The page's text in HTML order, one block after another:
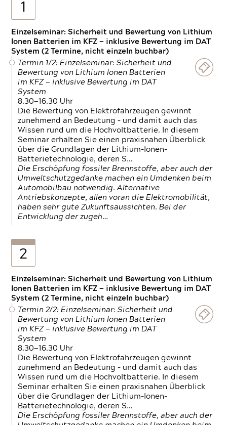
1
Einzelseminar: Sicherheit und Bewertung von Lithium
Ionen Batterien im KFZ — inklusive Bewertung im DAT
System (2 Termine, nicht einzeln buchbar)
Termin 1/2: Einzelseminar: Sicherheit und
Bewertung von Lithium Ionen Batterien
im KFZ — inklusive Bewertung im DAT
System
8.30—16.30 Uhr
Die Bewertung von Elektrofahrzeugen gewinnt
zunehmend an Bedeutung – und damit auch das
Wissen rund um die Hochvoltbatterie. In diesem
Seminar erhalten Sie einen praxisnahen Überblick
über die Grundlagen der Lithium-Ionen-
Batterietechnologie, deren S…
Die Erschöpfung fossiler Brennstoffe, aber auch der
Umweltschutzgedanke machen ein Umdenken beim
Automobilbau notwendig. Alternative
Antriebskonzepte, allen voran die Elektromobilität,
haben sehr gute Zukunftsaussichten. Bei der
Entwicklung der zugeh…
2
Einzelseminar: Sicherheit und Bewertung von Lithium
Ionen Batterien im KFZ — inklusive Bewertung im DAT
System (2 Termine, nicht einzeln buchbar)
Termin 2/2: Einzelseminar: Sicherheit und
Bewertung von Lithium Ionen Batterien
im KFZ — inklusive Bewertung im DAT
System
8.30—16.30 Uhr
Die Bewertung von Elektrofahrzeugen gewinnt
zunehmend an Bedeutung – und damit auch das
Wissen rund um die Hochvoltbatterie. In diesem
Seminar erhalten Sie einen praxisnahen Überblick
über die Grundlagen der Lithium-Ionen-
Batterietechnologie, deren S…
Die Erschöpfung fossiler Brennstoffe, aber auch der